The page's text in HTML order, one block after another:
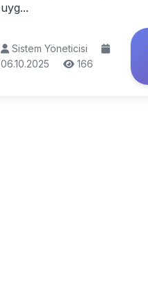
uyg...
Sistem Yöneticisi
06.10.2025
166